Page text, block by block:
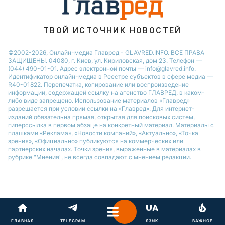
Новости Запорожья
Новости Тернополя
Новости Одессы
ТВОЙ ИСТОЧНИК НОВОСТЕЙ
©2002-2026, Онлайн-медиа Главред - GLAVRED.INFO. ВСЕ ПРАВА
ЗАЩИЩЕНЫ. 04080, г. Киев, ул. Кириловская, дом 23. Телефон —
(044) 490-01-01. Адрес электронной почты — info@glavred.info.
Идентификатор онлайн-медиа в Реестре cубъектов в сфере медиа —
R40-01822. Перепечатка, копирование или воспроизведение
информации, содержащей ссылку на агенство ГЛАВРЕД, в каком-
либо виде запрещено. Использование материалов «Главред»
разрешается при условии ссылки на «Главред». Для интернет-
изданий обязательна прямая, открытая для поисковых систем,
гиперссылка в первом абзаце на конкретный материал. Материалы с
плашками «Реклама», «Новости компаний», «Актуально», «Точка
зрения», «Официально» публикуются на коммерческих или
партнерских началах. Точки зрения, выраженные в материалах в
рубрике "Мнения", не всегда совпадают с мнением редакции.
ГЛАВНАЯ TELEGRAM ЯЗЫК ВАЖНОЕ